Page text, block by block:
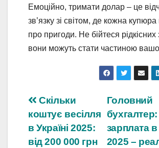
Емоційно, тримати долар – це
зв’язку зі світом, де кожна
про пригоди. Не бійтеся рідкісних
вони можуть стати частиною вашої
Навігація
записів
Головний
бухгалтер:
зарплата в
2025 –
Скільки
коштує весілля
в Україні 2025:
від 200 000 грн